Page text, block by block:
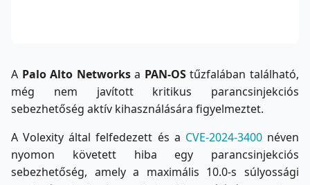
A Palo Alto Networksa PAN-OStűzfalában található,
még nem javított kritikus parancsinjekciós
sebezhetőség aktív kihasználására figyelmeztet.
A Volexity által felfedezett és a CVE-2024-3400néven
nyomon követett hiba egy parancsinjekciós
sebezhetőség, amely a maximális 10.0-s súlyossági